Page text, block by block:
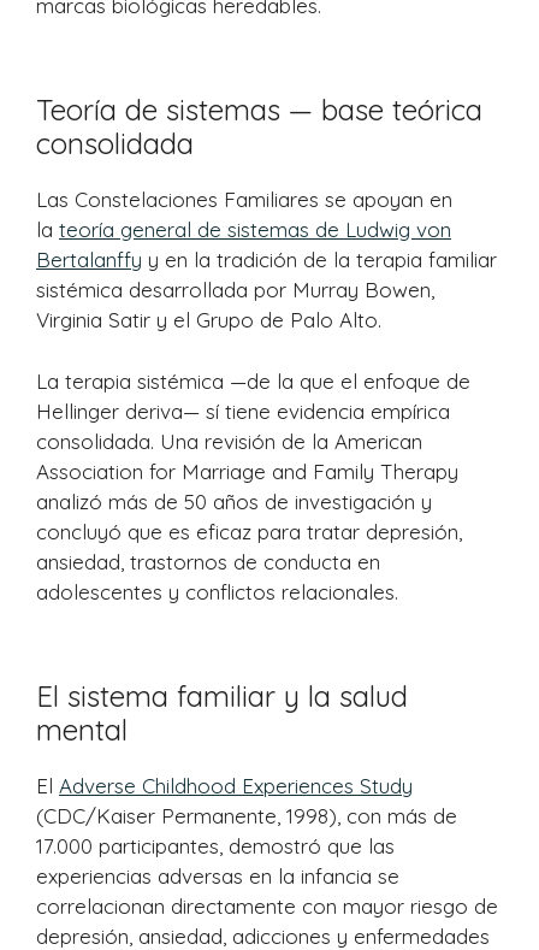
marcas biológicas heredables.
Teoría de sistemas — base teórica
consolidada
Las Constelaciones Familiares se apoyan en
la teoría general de sistemas de Ludwig von
Bertalanffy y en la tradición de la terapia familiar
sistémica desarrollada por Murray Bowen,
Virginia Satir y el Grupo de Palo Alto.
La terapia sistémica —de la que el enfoque de
Hellinger deriva— sí tiene evidencia empírica
consolidada. Una revisión de la American
Association for Marriage and Family Therapy
analizó más de 50 años de investigación y
concluyó que es eficaz para tratar depresión,
ansiedad, trastornos de conducta en
adolescentes y conflictos relacionales.
El sistema familiar y la salud
mental
El Adverse Childhood Experiences Study
(CDC/Kaiser Permanente, 1998), con más de
17.000 participantes, demostró que las
experiencias adversas en la infancia se
correlacionan directamente con mayor riesgo de
depresión, ansiedad, adicciones y enfermedades